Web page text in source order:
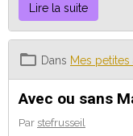
Lire la suite
Dans Mes petites
Avec ou sans
Par stefrusseil